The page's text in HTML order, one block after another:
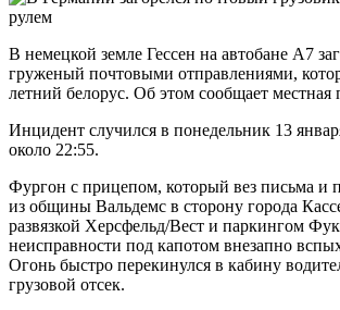
В немецкой земле Гессен на автобане А7
груженый почтовыми отправлениями,
летний белорус. Об этом сообщает местная
Инцидент случился в понедельник 13
около 22:55.
Фургон с прицепом, который вез письма и
из общины Вальдемс в сторону города
развязкой Херсфельд/Вест и паркингом
неисправности под капотом внезапно
Огонь быстро перекинулся в кабину
грузовой отсек.